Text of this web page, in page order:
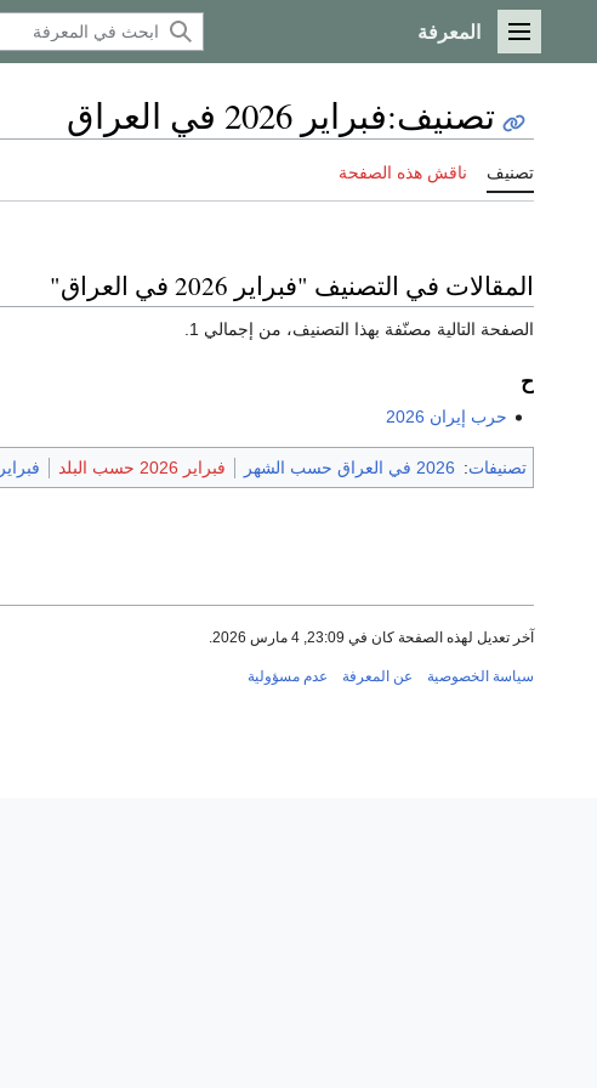
القائمة الرئيسية
المعرفة
تصنيف:فبراير 2026 في العراق
تصنيف ناقش هذه الصفحة
المقالات في التصنيف "فبراير 2026 في العراق"
الصفحة التالية مصنّفة بهذا التصنيف، من إجمالي 1.
ح
حرب إيران 2026
تصنيفات: 2026 في العراق حسب الشهر فبراير 2026 حسب البلد فبراير 2026 في آسيا
آخر تعديل لهذه الصفحة كان في 23:09, 4 مارس 2026.
سياسة الخصوصية عن المعرفة عدم مسؤولية